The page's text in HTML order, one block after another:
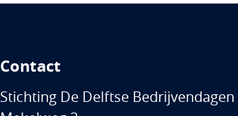
Contact
Stichting De Delftse Bedrijvendagen